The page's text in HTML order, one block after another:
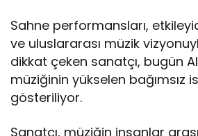
Sahne performansları,
ve uluslararası müzik
dikkat çeken sanatçı, bugün
müziğinin yükselen bağımsız
gösteriliyor.
Sanatçı, müziğin insanlar